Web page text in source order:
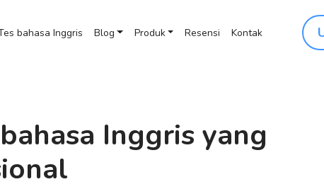
bahasa Inggris Blog Produk Resensi Kontak
Inggris yang